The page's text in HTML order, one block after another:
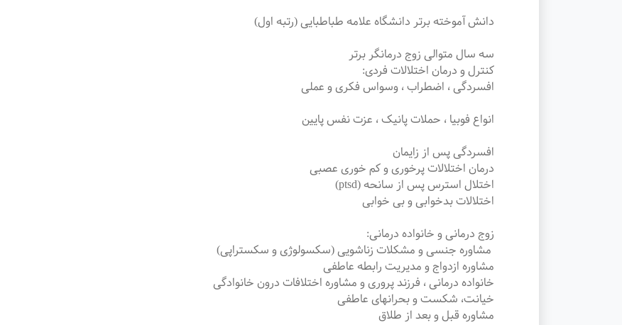
دانش آموخته برتر دانشگاه علامه طباطبایی (رتبه اول)
سه سال متوالی زوج درمانگر برتر
کنترل و درمان اختلالات فردی:
افسردگی ، اضطراب ، وسواس فکری و عملی
انواع فوبیا ، حملات پانیک ، عزت نفس پایین
افسردگی پس از زایمان
درمان اختلالات پرخوری و کم خوری عصبی
اختلال استرس پس از سانحه (ptsd)
اختلالات بدخوابی و بی خوابی
زوج درمانی و خانواده درمانی:
مشاوره‌ جنسی و مشکلات زناشویی (سکسولوژی و سکستراپی)
مشاوره ازدواج و مدیریت رابطه عاطفی
خانواده درمانی ، فرزند پروری و مشاوره اختلافات درون خانوادگی
خیانت، شکست و بحرانهای عاطفی
مشاوره قبل و بعد از طلاق